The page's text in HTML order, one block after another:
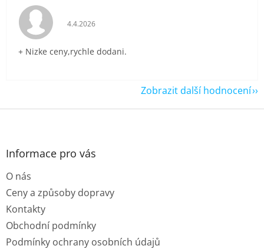
Hodnocení obchodu je 5 z 5 hvězdiček.
4.4.2026
+ Nizke ceny,rychle dodani.
Zobrazit další hodnocení
Z
Informace pro vás
O nás
Ceny a způsoby dopravy
Kontakty
Obchodní podmínky
Podmínky ochrany osobních údajů